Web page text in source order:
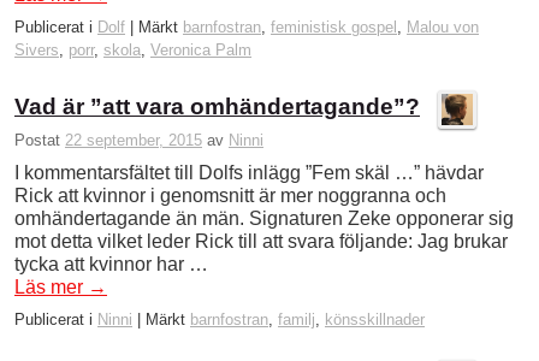
Publicerat i Dolf Märkt barnfostran, feministisk gospel , Malou von
Sivers, porr, skola, Veronica Palm
Vad är ”att vara omhändertagande”?
Postat 22 september, 2015 av Ninni
I kommentarsfältet till Dolfs inlägg ”Fem skäl …” hävdar
Rick att kvinnor i genomsnitt är mer noggranna och
omhändertagande än män. Signaturen Zeke opponerar sig
mot detta vilket leder Rick till att svara följande: Jag brukar
tycka att kvinnor har …
Läs mer →
Publicerat i Ninni | Märkt barnfostran familj könsskillnader